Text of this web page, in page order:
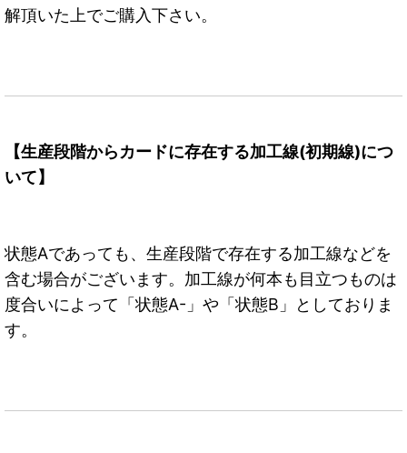
解頂いた上でご購入下さい。
【生産段階からカードに存在する加工線(初期線)につ
いて】
状態Aであっても、生産段階で存在する加工線などを
含む場合がございます。加工線が何本も目立つものは
度合いによって「状態A-」や「状態B」としておりま
す。